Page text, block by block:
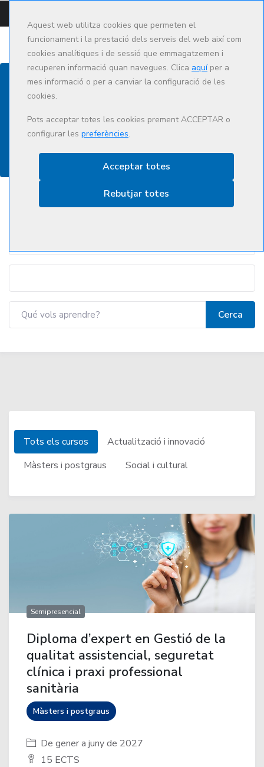
Aquest web utilitza cookies que permeten el
funcionament i la prestació dels serveis del web així com
cookies analítiques i de sessió que emmagatzemen i
recuperen informació quan navegues. Clica aquíper a
mes informació o per a canviar la configuració de les
cookies.
Pots acceptar totes les cookies prement ACCEPTAR o
configurar les preferències.
Acceptar totes
Rebutjar totes
Oferta formativa
Tots els cursos
Actualització i innovació
Màsters i postgraus
Social i cultural
Semipresencial
Diploma d’expert en Gestió de la
qualitat assistencial, seguretat
clínica i praxi professional
sanitària
Màsters i postgraus
De gener a juny de 2027
15 ECTS